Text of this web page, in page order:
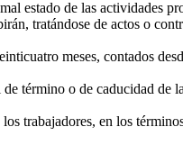
estado de las actividades
tratándose de actos o
meses, contados
término o de caducidad de
trabajadores, en los